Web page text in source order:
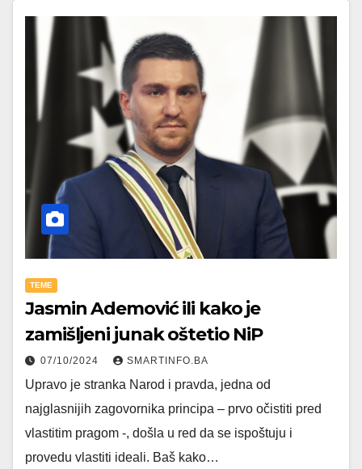
TEME
Jasmin Ademović ili kako je
zamišljeni junak oštetio NiP
07/10/2024 SMARTINFO.BA
Upravo je stranka Narod i pravda, jedna od
najglasnijih zagovornika principa – prvo očistiti pred
vlastitim pragom -, došla u red da se ispoštuju i
provedu vlastiti ideali. Baš kako…